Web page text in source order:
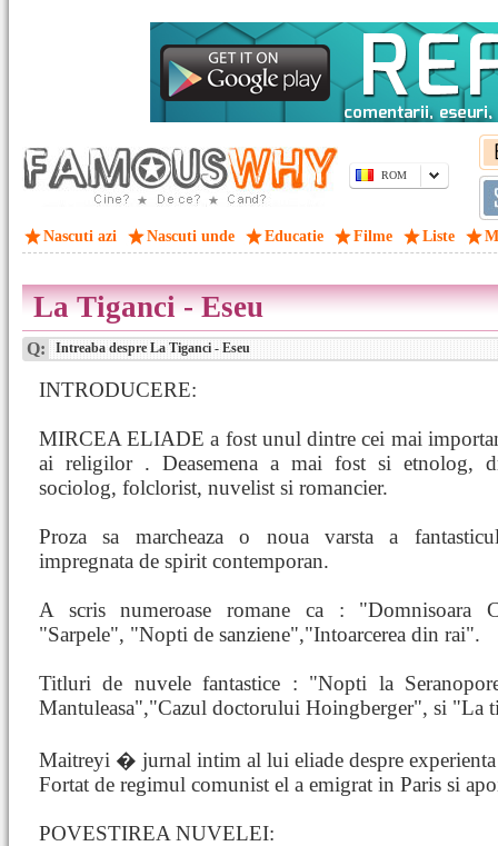
ROM
Nascuti azi Nascuti unde Educatie Filme Liste
La Tiganci - Eseu
Q: Intreaba despre La Tiganci - Eseu
INTRODUCERE:
MIRCEA ELIADE a fost unul dintre cei mai
ai religilor . Deasemena a mai fost si etnolog,
sociolog, folclorist, nuvelist si romancier.
Proza sa marcheaza o noua varsta a
impregnata de spirit contemporan.
A scris numeroase romane ca : "Domnisoara
"Sarpele", "Nopti de sanziene","Intoarcerea din rai".
Titluri de nuvele fantastice : "Nopti la
Mantuleasa","Cazul doctorului Hoingberger", si "La
Maitreyi � jurnal intim al lui eliade despre
Fortat de regimul comunist el a emigrat in Paris si
POVESTIREA NUVELEI: